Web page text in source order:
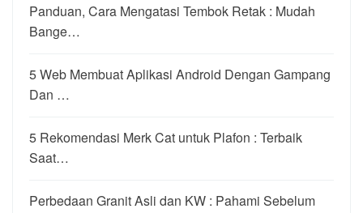
Panduan, Cara Mengatasi Tembok Retak : Mudah
Bange…
5 Web Membuat Aplikasi Android Dengan Gampang
Dan …
5 Rekomendasi Merk Cat untuk Plafon : Terbaik
Saat…
Perbedaan Granit Asli dan KW : Pahami Sebelum